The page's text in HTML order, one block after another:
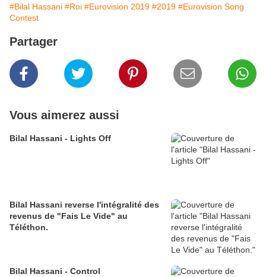
#Bilal Hassani #Roi #Eurovision 2019 #2019 #Eurovision Song
Contest
Partager
Vous aimerez aussi
Bilal Hassani - Lights Off
Bilal Hassani reverse l'intégralité des
revenus de "Fais Le Vide" au
Téléthon.
Bilal Hassani - Control